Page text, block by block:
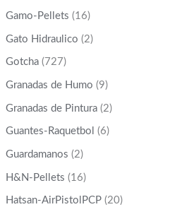
Gamo-Pellets (16)
Gato Hidraulico (2)
Gotcha (727)
Granadas de Humo (9)
Granadas de Pintura (2)
Guantes-Raquetbol (6)
Guardamanos (2)
H&N-Pellets (16)
Hatsan-AirPistolPCP (20)